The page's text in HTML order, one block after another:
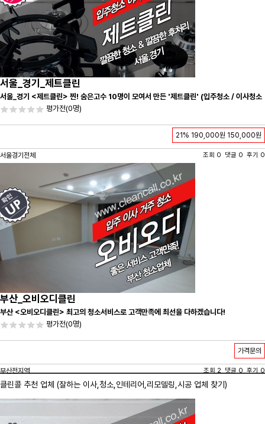
서울_경기_제트클린
서울_경기 <제트클린> 찐! 숨은고수 10명이 모여서 만든 '제트클린' (입주청소 / 이사청소
/ 줄눈시공) 항상 꼼꼼하게 친절하게 응대하겠습니다^-^
평가전(0명)
21% 190,000원 150,000원
서울경기전체 조회 0 댓글 0 후기 0
부산_오비오디클린
부산 <오비오디클린> 최고의 청소서비스로 고객만족에 최선을 다하겠습니다!
평가전(0명)
가격문의
부산전지역 조회 2 댓글 0 후기 0
클린콜 추천 업체 (잘하는 이사, 청소 ,인테리어,리모델링,시공 업체 찾기)